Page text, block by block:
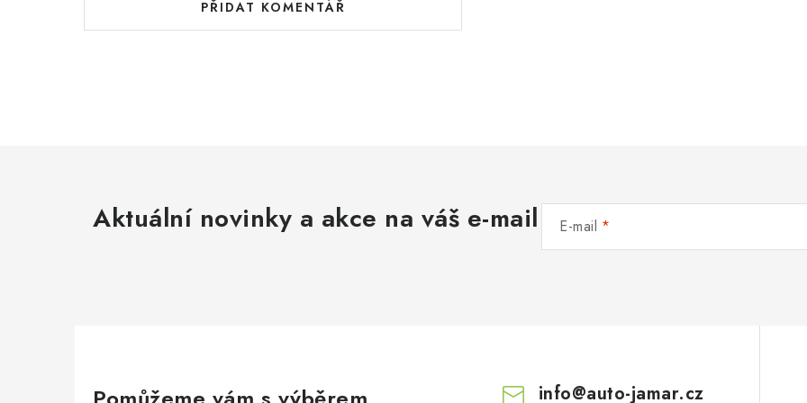
PŘIDAT KOMENTÁŘ
Aktuální novinky a akce na váš e-mail E-mail
info@auto-jamar.cz